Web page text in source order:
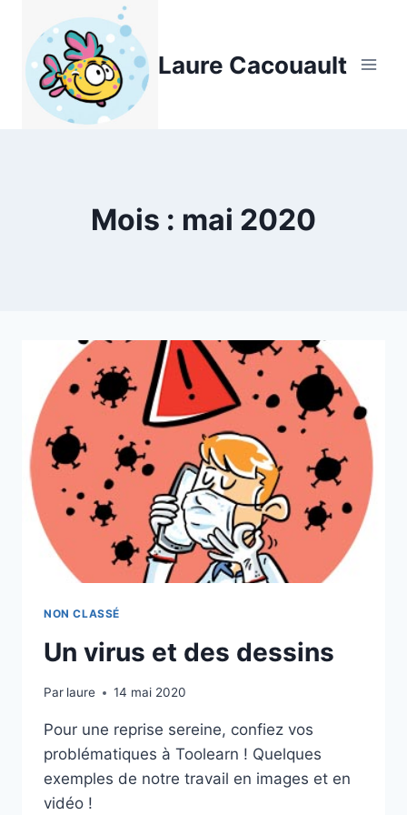
contenu
Laure Cacouault
Mois : mai 2020
NON CLASSÉ
Un virus et des dessins
Par laure 14 mai 2020
Pour une reprise sereine, confiez vos
problématiques à Toolearn ! Quelques
exemples de notre travail en images et en
vidéo !